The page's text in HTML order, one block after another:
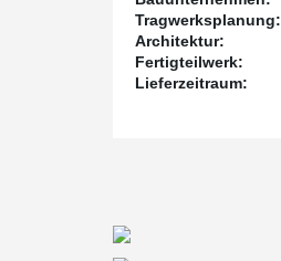
Tragwerksplanung:
Architektur:
Fertigteilwerk:
Lieferzeitraum: